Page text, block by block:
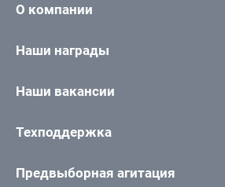
О компании
Наши награды
Наши вакансии
Техподдержка
Предвыборная агитация